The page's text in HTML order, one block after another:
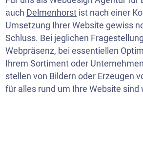
auch Delmenhorst ist nach einer
Umsetzung Ihrer Website gewiss
Schluss. Bei jeglichen
Webpräsenz, bei essentiellen
Ihrem Sortiment oder
stellen von Bildern oder Erzeugen
für alles rund um Ihre Website sind